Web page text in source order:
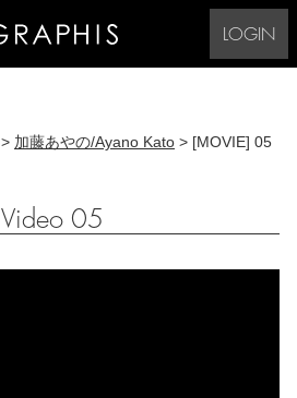
LOGIN
> 加藤あやの/Ayano Kato > [MOVIE] 05
Video 05